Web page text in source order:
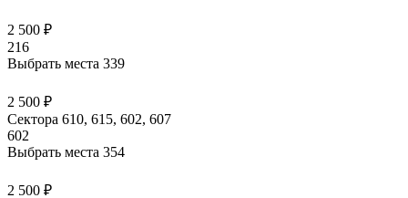
2 500 ₽
216
Выбрать места 339
2 500 ₽
Сектора 610, 615, 602, 607
602
Выбрать места 354
2 500 ₽